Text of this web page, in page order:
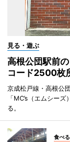
見る・遊ぶ
高根公団駅前
コード2500枚
京成松戸線・高根公
「MC’s（エムシー
る。
食べる